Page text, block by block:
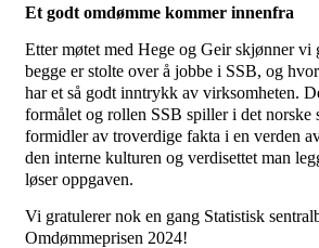
Et godt omdømme kommer innenfra
Etter møtet med Hege og Geir skjønner vi
begge er stolte over å jobbe i SSB, og
har et så godt inntrykk av virksomheten.
formålet og rollen SSB spiller i det norske
formidler av troverdige fakta i en verden
den interne kulturen og verdisettet man
løser oppgaven.
Vi gratulerer nok en gang Statistisk
Omdømmeprisen 2024!